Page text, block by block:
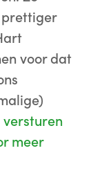
prettiger
voor dat
meer